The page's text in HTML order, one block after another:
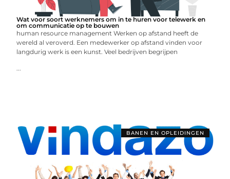
Wat voor soort werknemers om in te huren voor telewerk en
om communicatie op te bouwen
human resource management Werken op afstand heeft de
wereld al veroverd. Een medewerker op afstand vinden voor
langdurig werk is een kunst. Veel bedrijven begrijpen
...
BANEN EN OPLEIDINGEN